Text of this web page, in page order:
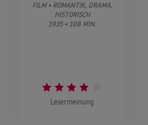
FILM • ROMANTIK, DRAMA,
HISTORISCH
1935 • 108 MIN.
Lesermeinung